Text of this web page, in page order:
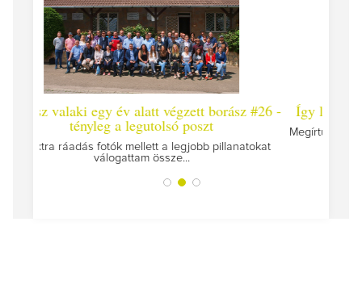
#26 - Így lesz valaki egy év alatt végzett borász #25
Megírtuk a modulzáró vizsgákat, már lázasan készülünk
az utolsó...